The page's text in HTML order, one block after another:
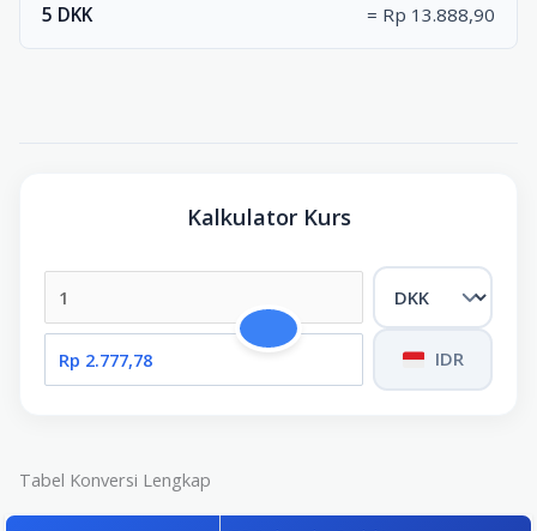
5 DKK = Rp 13.888,90
Kalkulator Kurs
IDR
Tabel Konversi Lengkap